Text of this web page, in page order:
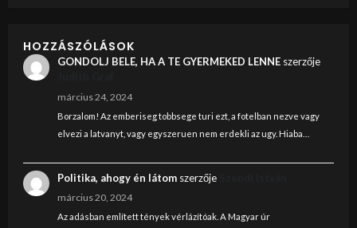
HOZZÁSZÓLÁSOK
GONDOLJ BELE, HA A TE GYERMEKED LENNEszerzője
március 24, 2024
Borzalom! Az emberiseg tobbsege turi ezt, a fotelban nezve vagy
elvezi a latvanyt, vagy egyszeruen nem erdekli az ugy. Hiaba…
Politika, ahogy én látomszerzője
március 20, 2024
Az adásban említett tények vérlázítóak. A Magyar úr